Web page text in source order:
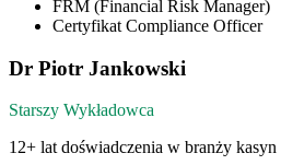
FRM (Financial Risk Manager)
Certyfikat Compliance Officer
Dr Piotr Jankowski
Starszy Wykładowca
12+ lat doświadczenia w branży kasyn